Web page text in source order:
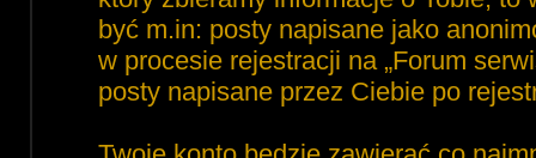
być m.in: posty napisane jako
w procesie rejestracji na „Forum
posty napisane przez Ciebie po